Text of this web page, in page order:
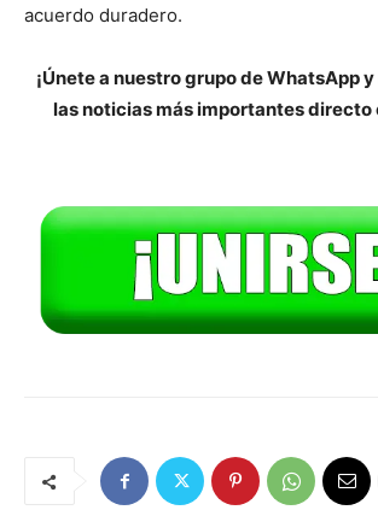
acuerdo duradero.
¡Únete a nuestro grupo de WhatsApp
las noticias más importantes directo